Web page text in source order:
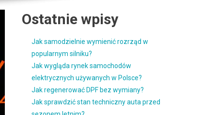
Ostatnie wpisy
Jak samodzielnie wymienić rozrząd w
popularnym silniku?
Jak wygląda rynek samochodów
elektrycznych używanych w Polsce?
Jak regenerować DPF bez wymiany?
Jak sprawdzić stan techniczny auta przed